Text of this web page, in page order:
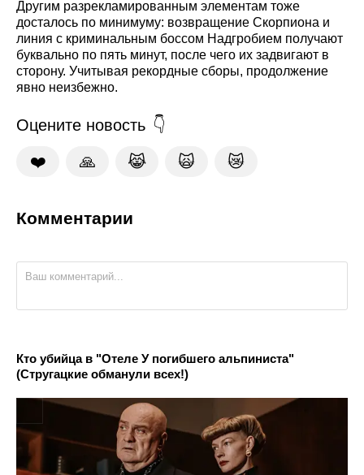
Другим разрекламированным элементам тоже
досталось по минимуму: возвращение Скорпиона и
линия с криминальным боссом Надгробием получают
буквально по пять минут, после чего их задвигают в
сторону. Учитывая рекордные сборы, продолжение
явно неизбежно.
Оцените новость
❤️ 🙏 😹 🙀 😿
Комментарии
Кто убийца в "Отеле У погибшего альпиниста"
(Стругацкие обманули всех!)